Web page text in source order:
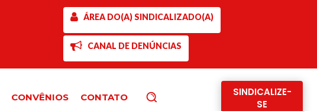
ÁREA DO(A) SINDICALIZADO(A)
CANAL DE DENÚNCIAS
CONVÊNIOS CONTATO
SINDICALIZE-
SE